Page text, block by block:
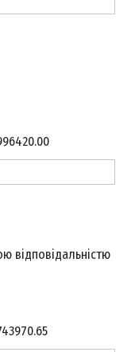
відповідальністю